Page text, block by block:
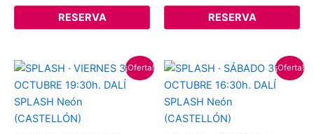
RESERVA RESERVA
¡Oferta!
El
original
era:
38.00€.
El
actual
¡Oferta!
El
original
era:
38.00€.
El
actual